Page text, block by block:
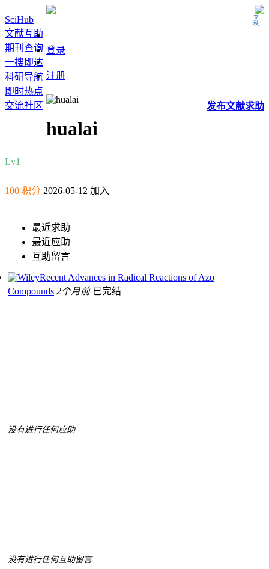
立秋
SciHub
文献互助
期刊查询
一搜即达
科研导航
即时热点
交流社区
登录
注册
发布文献求助
hualai
Lv1
100 积分 2026-05-12 加入
最近求助
最近应助
互助留言
Recent Advances in Radical Reactions of Azo
Compounds 2个月前 已完结
没有进行任何应助
没有进行任何互助留言